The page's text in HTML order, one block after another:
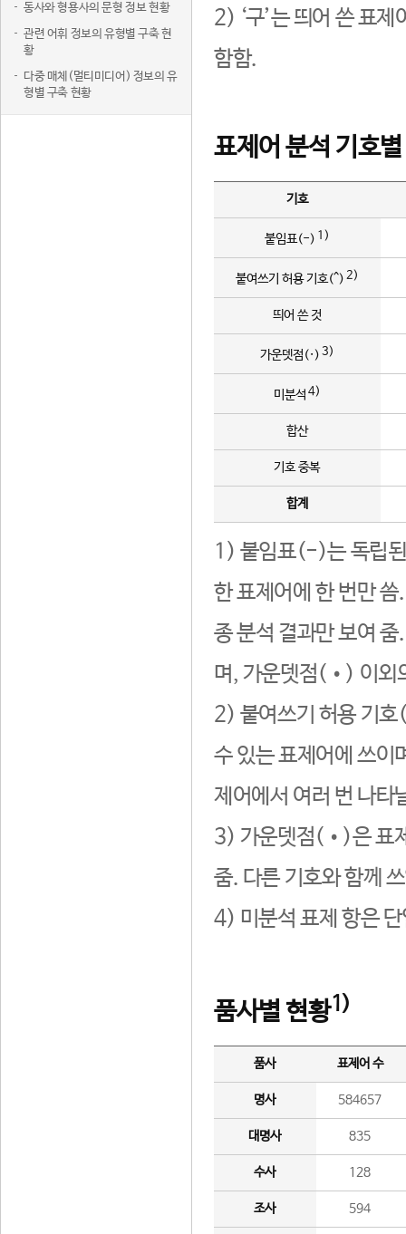
동사와 형용사의 문형 정보 현황
관련 어휘 정보의 유형별 구축 현
황
다중 매체(멀티미디어) 정보의 유
형별 구축 현황
2) ‘구’는 띄어 쓴 표
함함.
표제어 분석 기호
기호
붙임표(-) 1)
붙여쓰기 허용 기호(^) 2)
띄어 쓴 것
가운뎃점(·) 3)
미분석 4)
합산
기호 중복
합계
1) 붙임표(-)는 독립된
한 표제어에 한 번만
종 분석 결과만 보여
며, 가운뎃점(•) 이외
2) 붙여쓰기 허용 기호
수 있는 표제어에 쓰이
제어에서 여러 번 나타
3) 가운뎃점(•)은 표
줌. 다른 기호와 함께
4) 미분석 표제 항은
품사별 현황1)
품사 표제어 수
명사 584657
대명사 835
수사 128
조사 594